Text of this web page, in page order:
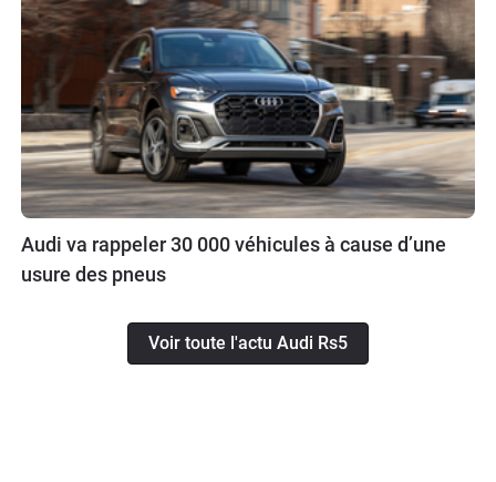
Audi va rappeler 30 000 véhicules à cause d’une
usure des pneus
Voir toute l'actu Audi Rs5